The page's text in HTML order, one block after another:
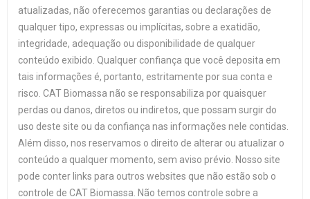
atualizadas, não oferecemos garantias ou declarações de
qualquer tipo, expressas ou implícitas, sobre a exatidão,
integridade, adequação ou disponibilidade de qualquer
conteúdo exibido. Qualquer confiança que você deposita em
tais informações é, portanto, estritamente por sua conta e
risco. CAT Biomassa não se responsabiliza por quaisquer
perdas ou danos, diretos ou indiretos, que possam surgir do
uso deste site ou da confiança nas informações nele contidas.
Além disso, nos reservamos o direito de alterar ou atualizar o
conteúdo a qualquer momento, sem aviso prévio. Nosso site
pode conter links para outros websites que não estão sob o
controle de CAT Biomassa. Não temos controle sobre a